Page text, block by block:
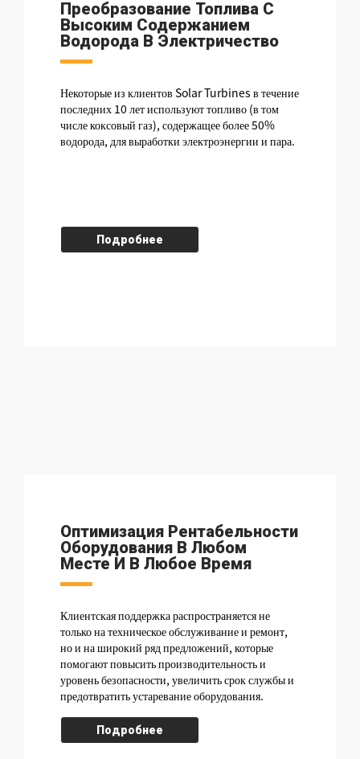
Преобразование Топлива С
Высоким Содержанием
Водорода В Электричество
Некоторые из клиентов Solar Turbines в течение
последних 10 лет используют топливо (в том
числе коксовый газ), содержащее более 50%
водорода, для выработки электроэнергии и пара.
Подробнее
Оптимизация Рентабельности
Оборудования В Любом
Месте И В Любое Время
Клиентская поддержка распространяется не
только на техническое обслуживание и ремонт,
но и на широкий ряд предложений, которые
помогают повысить производительность и
уровень безопасности, увеличить срок службы и
предотвратить устаревание оборудования.
Подробнее